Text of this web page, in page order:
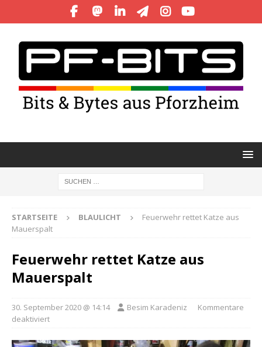
STARTSEITE BLAULICHT
Feuerwehr rettet Katze aus
Mauerspalt
Feuerwehr rettet Katze aus
Mauerspalt
30. September 2020 @ 14:14 Besim Karadeniz
Kommentare
deaktiviert